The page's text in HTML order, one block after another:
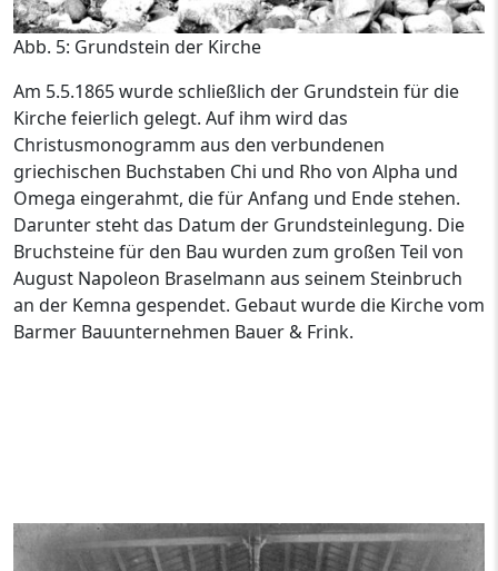
Abb. 5: Grundstein der Kirche
Am 5.5.1865 wurde schließlich der Grundstein für die
Kirche feierlich gelegt. Auf ihm wird das
Christusmonogramm aus den verbundenen
griechischen Buchstaben Chi und Rho von Alpha und
Omega eingerahmt, die für Anfang und Ende stehen.
Darunter steht das Datum der Grundsteinlegung. Die
Bruchsteine für den Bau wurden zum großen Teil von
August Napoleon Braselmann aus seinem Steinbruch
an der Kemna gespendet. Gebaut wurde die Kirche vom
Barmer Bauunternehmen Bauer & Frink.